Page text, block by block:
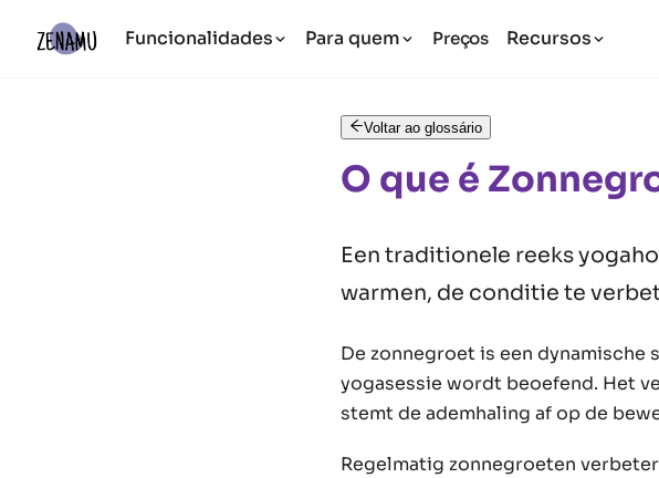
Funcionalidades Para quem Preços Recursos
Voltar ao glossário
O que é
Een traditionele reeks
warmen, de conditie te
De zonnegroet is een dynamische
yogasessie wordt beoefend. Het
stemt de ademhaling af op de
Regelmatig zonnegroeten